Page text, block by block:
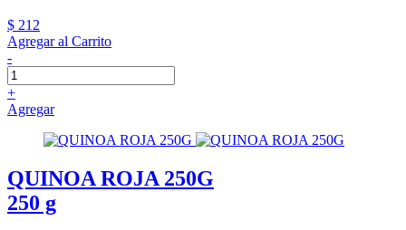
$ 212
Agregar al Carrito
-
+
Agregar
QUINOA ROJA 250G
250 g